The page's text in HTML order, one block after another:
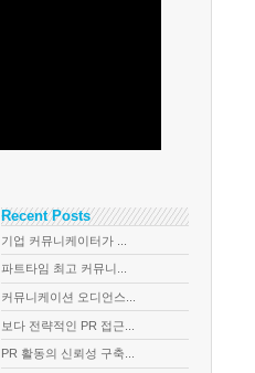
Recent Posts
기업 커뮤니케이터가 ...
파트타임 최고 커뮤니...
커뮤니케이션 오디언스...
보다 전략적인 PR 접근...
PR 활동의 신뢰성 구축...